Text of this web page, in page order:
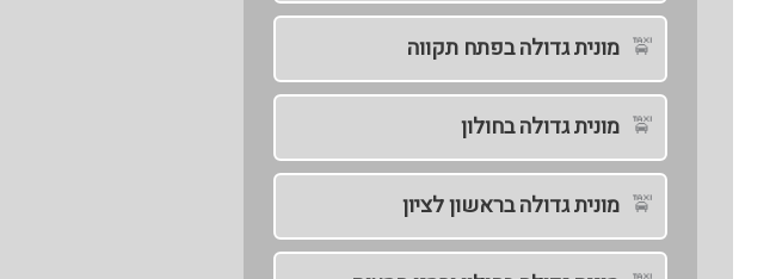
מונית גדולה בפתח תקווה
מונית גדולה בחולון
מונית גדולה בראשון לציון